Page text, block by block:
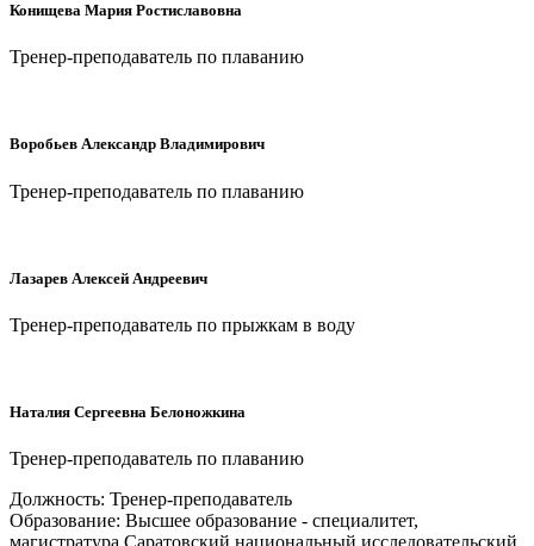
Конищева Мария Ростиславовна
Тренер-преподаватель по плаванию
Воробьев Александр Владимирович
Тренер-преподаватель по плаванию
Лазарев Алексей Андреевич
Тренер-преподаватель по прыжкам в воду
Наталия Сергеевна Белоножкина
Тренер-преподаватель по плаванию
Должность: Тренер-преподаватель
Образование: Высшее образование - специалитет,